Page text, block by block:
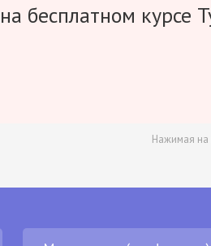
на бесплатном курсе
Нажимая на